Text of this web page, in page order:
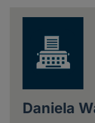
Daniela